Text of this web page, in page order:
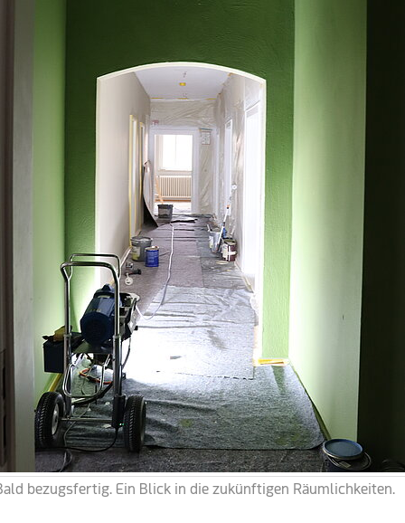
bezugsfertig. Ein Blick in die zukünftigen Räumlichkeiten.